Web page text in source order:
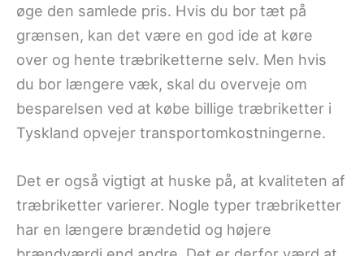
øge den samlede pris. Hvis du bor tæt på
grænsen, kan det være en god ide at køre
over og hente træbriketterne selv. Men hvis
du bor længere væk, skal du overveje om
besparelsen ved at købe billige træbriketter i
Tyskland opvejer transportomkostningerne.
Det er også vigtigt at huske på, at kvaliteten af
træbriketter varierer. Nogle typer træbriketter
har en længere brændetid og højere